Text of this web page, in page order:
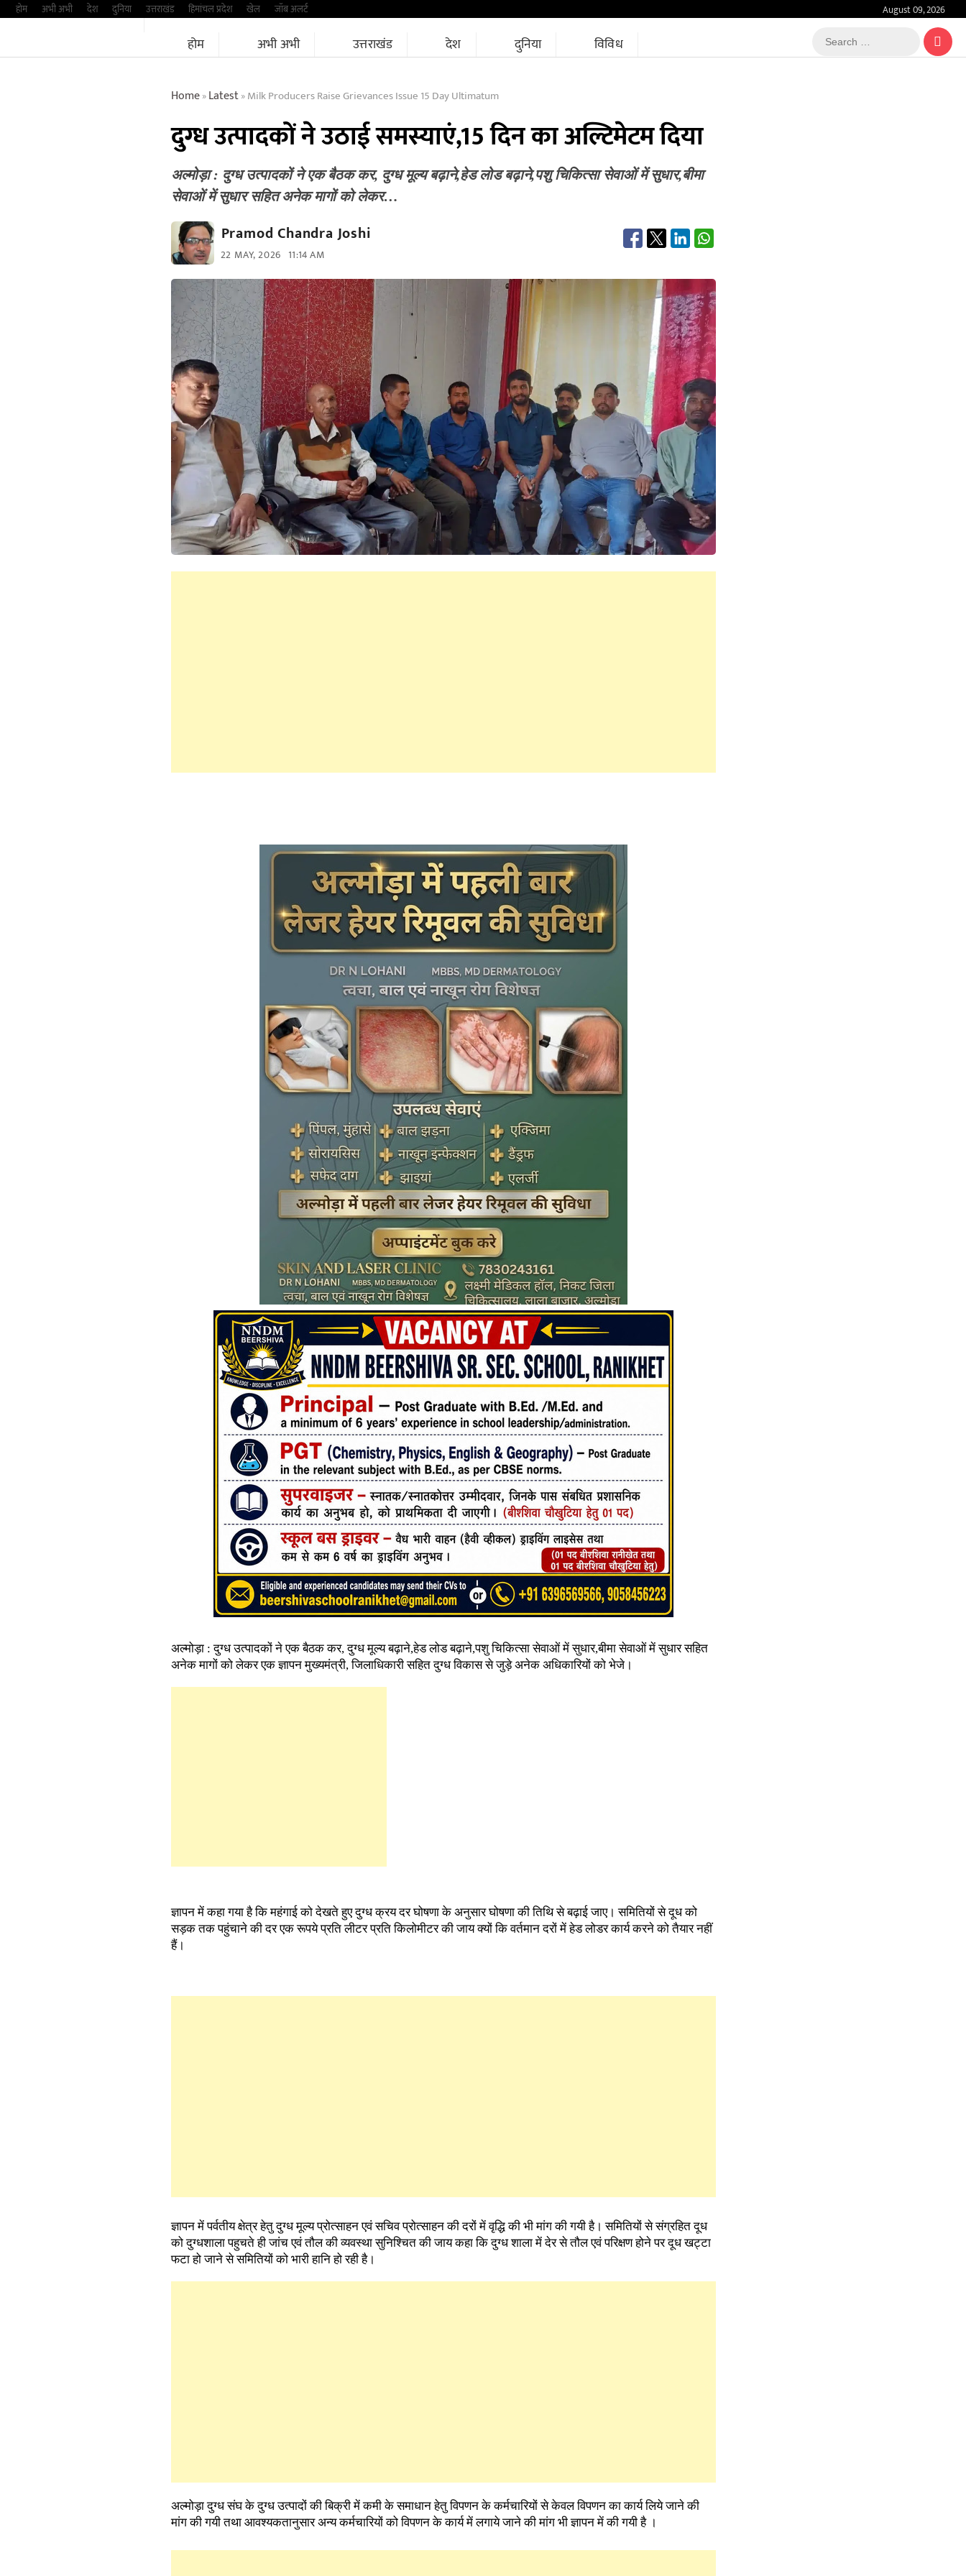
Skipहोम अभी अभी देश दुनिया उत्तराखंड हिमांचल प्रदेश खेल जॉब अलर्ट August 09, 2026
होम अभी अभी उत्तराखंड देश दुनिया विविध
Search
…
Home»Latest»Milk Producers Raise Grievances Issue 15 Day Ultimatum
दुग्ध उत्पादकों ने उठाई समस्याएं,15 दिन का अल्टिमेटम दिया
अल्मोड़ा : दुग्ध उत्पादकों ने एक बैठक कर, दुग्ध मूल्य बढ़ाने,हेड लोड बढ़ाने,पशु चिकित्सा सेवाओं में सुधार,बीमा
सेवाओं में सुधार सहित अनेक मागों को लेकर…
Pramod Chandra Joshi
22 MAY, 2026 11:14 AM
अल्मोड़ा : दुग्ध उत्पादकों ने एक बैठक कर, दुग्ध मूल्य बढ़ाने,हेड लोड बढ़ाने,पशु चिकित्सा सेवाओं में सुधार,बीमा सेवाओं में सुधार सहित
अनेक मागों को लेकर एक ज्ञापन मुख्यमंत्री, जिलाधिकारी सहित दुग्ध विकास से जुड़े अनेक अधिकारियों को भेजे।
ज्ञापन में कहा गया है कि महंगाई को देखते हुए दुग्ध क्रय दर घोषणा के अनुसार घोषणा की तिथि से बढ़ाई जाए। समितियों से दूध को
सड़क तक पहुंचाने की दर एक रूपये प्रति लीटर प्रति किलोमीटर की जाय क्यों कि वर्तमान दरों में हेड लोडर कार्य करने को तैयार नहीं
हैं।
ज्ञापन में पर्वतीय क्षेत्र हेतु दुग्ध मूल्य प्रोत्साहन एवं सचिव प्रोत्साहन की दरों में वृद्धि की भी मांग की गयी है। समितियों से संग्रहित दूध
को दुग्धशाला पहुचते ही जांच एवं तौल की व्यवस्था सुनिश्चित की जाय कहा कि दुग्ध शाला में देर से तौल एवं परिक्षण होने पर दूध खट्टा
फटा हो जाने से समितियों को भारी हानि हो रही है।
अल्मोड़ा दुग्ध संघ के दुग्ध उत्पादों की बिक्री में कमी के समाधान हेतु विपणन के कर्मचारियों से केवल विपणन का कार्य लिये जाने की
मांग की गयी तथा आवश्यकतानुसार अन्य कर्मचारियों को विपणन के कार्य में लगाये जाने की मांग भी ज्ञापन में की गयी है ।